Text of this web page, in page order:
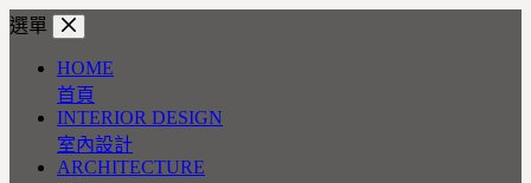
跳
選單
HOME
首頁
INTERIOR DESIGN
室內設計
ARCHITECTURE